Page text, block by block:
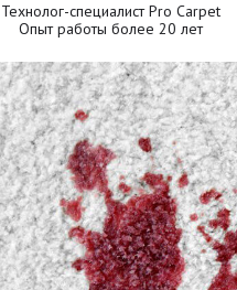
Технолог-специалист Pro Carpet
Опыт работы более 20 лет